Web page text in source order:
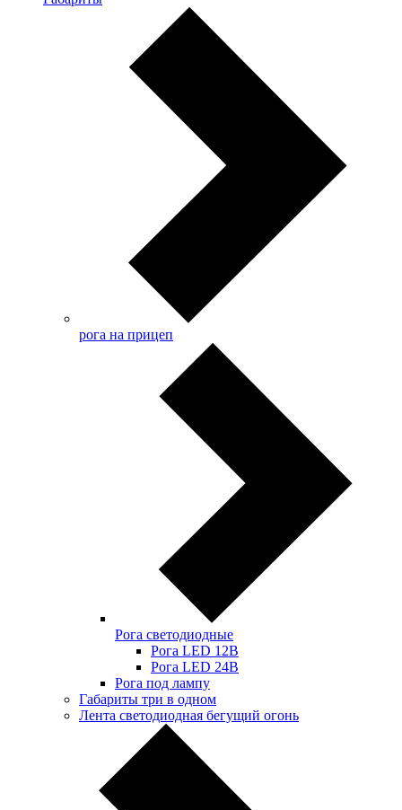
рога на прицеп
Рога светодиодные
Рога LED 12В
Рога LED 24В
Рога под лампу
Габариты три в одном
Лента светодиодная бегущий огонь